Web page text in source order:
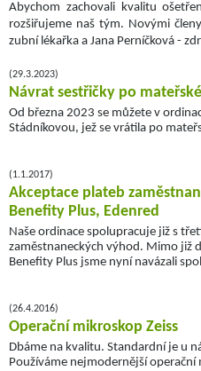
Abychom zachovali kvalitu
rozšiřujeme naš tým. Novými
zubní lékařka a Jana Perníčková -
(29.3.2023)
Návrat sestřičky po
Od března 2023 se můžete v
Stádníkovou, jež se vrátila po
(1.1.2017)
Akceptace plateb
Benefity Plus, Edenred
Naše ordinace spolupracuje již s
zaměstnaneckých výhod. Mimo již
Benefity Plus jsme nyní navázali
(26.4.2016)
Operační mikroskop Zeiss
Dbáme na kvalitu. Standardní je u
Používáme nejmodernější